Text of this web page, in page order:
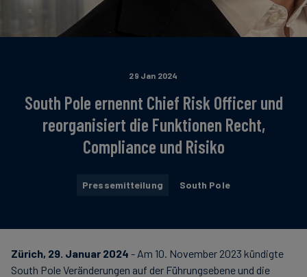
29 Jan 2024
South Pole ernennt Chief Risk Officer und
reorganisiert die Funktionen Recht,
Compliance und Risiko
Pressemitteilung South Pole
Zürich, 29. Januar 2024 - Am 10. November 2023 kündigte
South Pole Veränderungen auf der Führungsebene und die